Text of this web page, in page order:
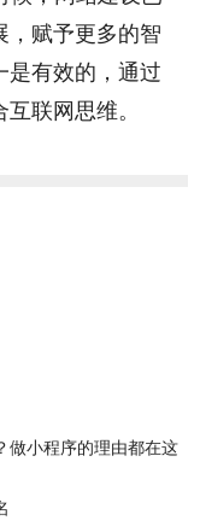
，赋予更多的智
是有效的，通过
联网思维。
做小程序的理由都在这